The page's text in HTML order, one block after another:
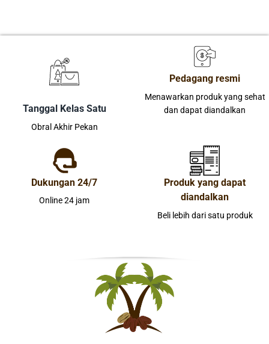
Tanggal Kelas Satu
Obral Akhir Pekan
Pedagang resmi
Menawarkan produk yang sehat
dan dapat diandalkan
Dukungan 24/7
Online 24 jam
Produk yang dapat
diandalkan
Beli lebih dari satu produk